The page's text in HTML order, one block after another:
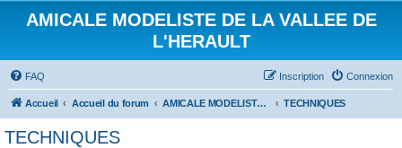
AMICALE MODELISTE DE LA VALLEE DE
L'HERAULT
FAQ Connexion
Inscription
Accueil Accueil du forum AMICALE MODELISTE DE LA VALLEE DE L'HERAULT TECHNIQUES
TECHNIQUES